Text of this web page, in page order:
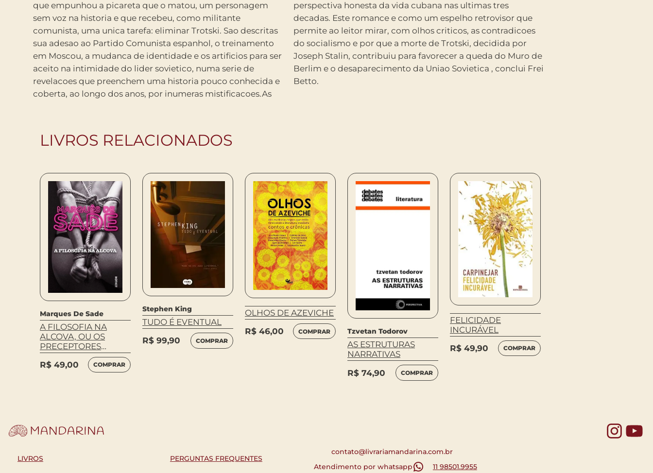
que empunhou a picareta que o matou, um personagem
sem voz na historia e que recebeu, como militante
comunista, uma unica tarefa: eliminar Trotski. Sao descritas
sua adesao ao Partido Comunista espanhol, o treinamento
em Moscou, a mudanca de identidade e os artificios para ser
aceito na intimidade do lider sovietico, numa serie de
revelacoes que preenchem uma historia pouco conhecida e
coberta, ao longo dos anos, por inumeras mistificacoes.As
perspectiva honesta da vida cubana nas ultimas tres
decadas. Este romance e como um espelho retrovisor que
permite ao leitor mirar, com olhos criticos, as contradicoes
do socialismo e por que a morte de Trotski, decidida por
Joseph Stalin, contribuiu para favorecer a queda do Muro de
Berlim e o desaparecimento da Uniao Sovietica , conclui Frei
Betto.
LIVROS RELACIONADOS
Marques De Sade
A FILOSOFIA NA
ALCOVA, OU OS
PRECEPTORES
IMORAIS
R$ 49,00 COMPRAR
Stephen King
TUDO É EVENTUAL
R$ 99,90 COMPRAR
OLHOS DE AZEVICHE
R$ 46,00 COMPRAR Tzvetan Todorov
AS ESTRUTURAS
NARRATIVAS
R$ 74,90 COMPRAR
FELICIDADE
INCURÁVEL
R$ 49,90 COMPRAR
LIVROS PERGUNTAS FREQUENTES
contato@livrariamandarina.com.br
Atendimento por whatsapp
11 98501.9955